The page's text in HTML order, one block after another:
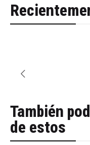
También
de estos